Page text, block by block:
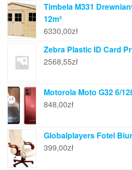
Timbela M331
12m²
6330,00zł
Zebra Plastic ID Card
2568,55zł
Motorola Moto G32 6/
848,00zł
Globalplayers Fotel
399,00zł